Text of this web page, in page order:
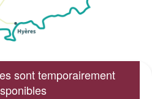
sont temporairement